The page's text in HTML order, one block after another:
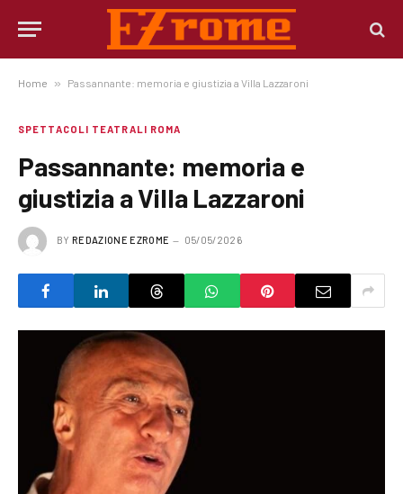
Home » Passannante: memoria e giustizia a Villa Lazzaroni
SPETTACOLI TEATRALI ROMA
Passannante: memoria e
giustizia a Villa Lazzaroni
BY REDAZIONE EZROME 05/05/2026